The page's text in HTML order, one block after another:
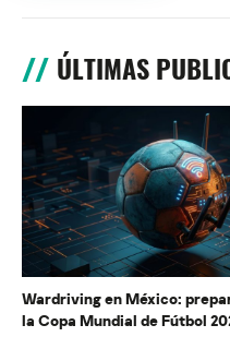
ÚLTIMAS
Wardriving en México:
la Copa Mundial de Fútbol